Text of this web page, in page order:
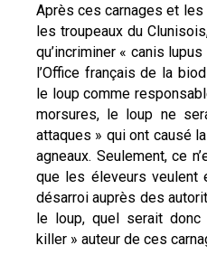
Après ces carnages et
les troupeaux du
qu’incriminer « canis
l’Office français de la
le loup comme
morsures, le loup ne
attaques » qui ont causé
agneaux. Seulement, ce
que les éleveurs veulent
désarroi auprès des
le loup, quel serait
killer » auteur de ces